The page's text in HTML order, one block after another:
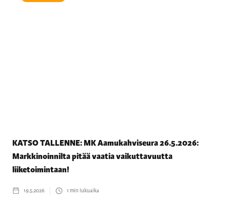
KATSO TALLENNE: MK Aamukahviseura 26.5.2026:
Markkinoinnilta pitää vaatia vaikuttavuutta
liiketoimintaan!
19.5.2026 1 min lukuaika